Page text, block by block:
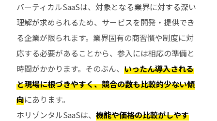
バーティカルSaaSは、対象となる業界に対する深い
理解が求められるため、サービスを開発・提供でき
る企業が限られます。業界固有の商習慣や制度に対
応する必要があることから、参入には相応の準備と
時間がかかります。そのぶん、 いったん導入される
と現場に根づきやすく、競合の数も比較的少ない傾
向にあります。
ホリゾンタルSaaSは、 機能や価格の比較がしやす